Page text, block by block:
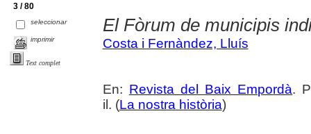
3 / 80
seleccionar
imprimir
Text complet
El Fòrum de municipis
Costa i Fernàndez, Lluís
En: Revista del Baix Empordà.
il. (La nostra història)